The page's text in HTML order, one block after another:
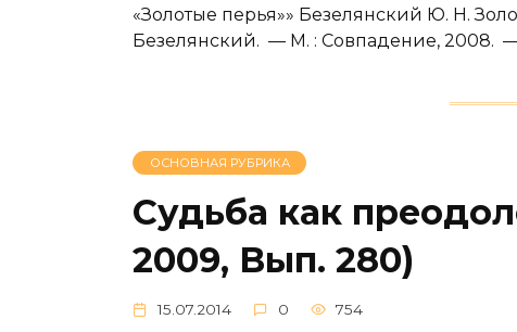
«Золотые перья»» Безелянский Ю. Н.
Безелянский. — М. : Совпадение, 2008. —
ОСНОВНАЯ РУБРИКА
Судьба как
2009, Вып. 280)
15.07.2014 0 754